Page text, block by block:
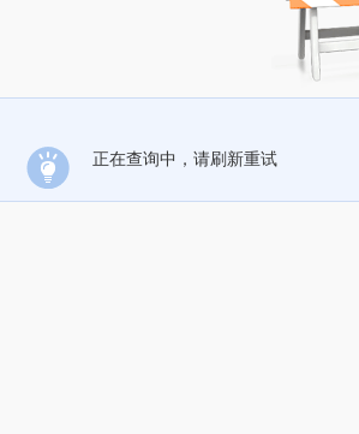
正在查询中，请刷新重试